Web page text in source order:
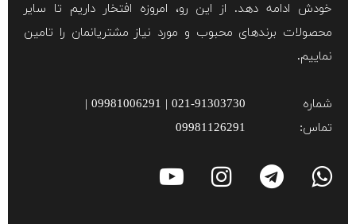
خودش ادامه دهد. از این رو، امروزه افتخار داریم تا سایر
محصولات برند‌های محبوب و مورد نیاز مشتریانمان را تامین
نماییم.
شماره
تماس:
021-91303730 | 09981006291 |
09981126291